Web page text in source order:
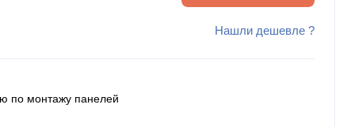
Нашли дешевле ?
по монтажу панелей